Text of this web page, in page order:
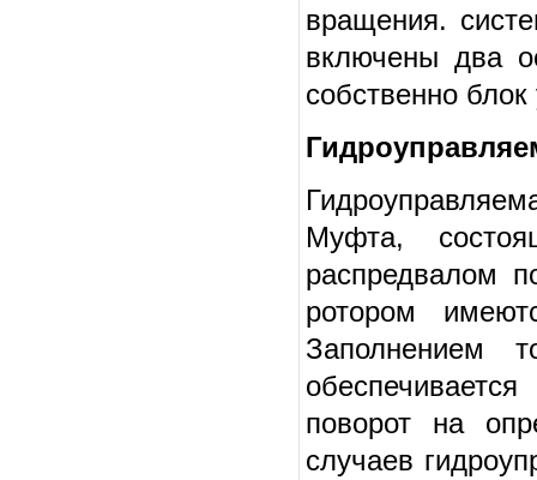
вращения.
включены два
собственно
Муфта,
распредвалом
ротором
Заполнением
поворот на
случаев